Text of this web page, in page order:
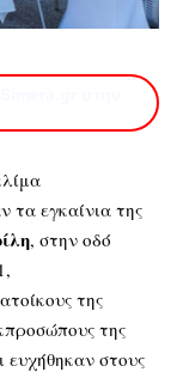
τα εγκαίνια της
, στην οδό
της
της
ευχήθηκαν στους